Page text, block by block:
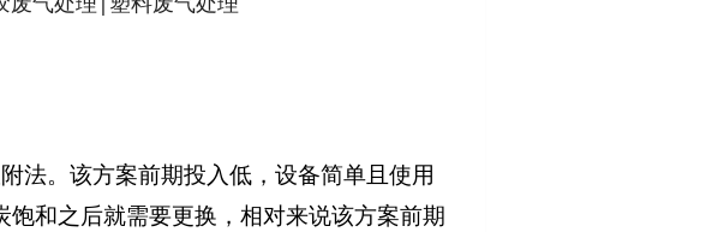
法。该方案前期投入低，设备简单且使用
和之后就需要更换，相对来说该方案前期